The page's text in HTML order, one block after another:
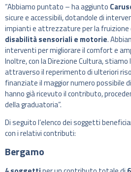
“Abbiamo puntato – ha aggiunto
sicure e accessibili, dotandole di
impianti e attrezzature per la fruizione
disabilità sensoriali e motorie.
interventi per migliorare il comfort e
Inoltre, con la Direzione Cultura,
attraverso il reperimento di ulteriori
finanziate il maggior numero possibile
hanno già ricevuto il contributo,
della graduatoria”.
Di seguito l’elenco dei soggetti
con i relativi contributi:
Bergamo